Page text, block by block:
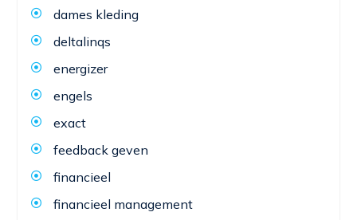
dames kleding
deltalinqs
energizer
engels
exact
feedback geven
financieel
financieel management